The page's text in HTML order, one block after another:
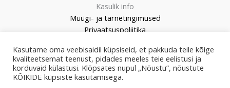
Kasulik info
Müügi- ja tarnetingimused
Privaatsuspoliitika
© 2026 Custom Market
Kasutame oma veebisaidil küpsiseid, et pakkuda teile kõige
kvaliteetsemat teenust, pidades meeles teie eelistusi ja
korduvaid külastusi. Klõpsates nupul „Nõustu”, nõustute
KÕIKIDE küpsiste kasutamisega.